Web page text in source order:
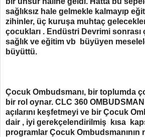
sağlıksız hale gelmekle kalmayıp
zihinler, üç kuruşa muhtaç
çocukları . Endüstri Devrimi sonrası
sağlık ve eğitim vb büyüyen
büyüttü.
Çocuk Ombudsmanı, bir toplumda
bir rol oynar. CLC 360
açılarını keşfetmeyi ve bir Çocuk
dair , iyi gerekçelendirilmiş kısa
programlar Çocuk